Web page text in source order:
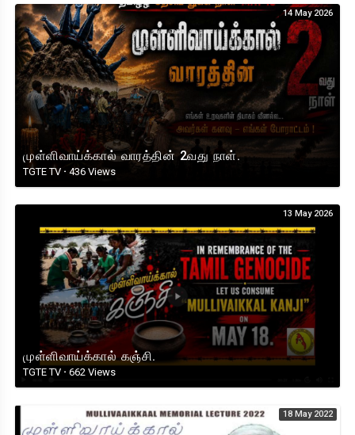
14 May 2026
முள்ளிவாய்க்கால் வாரத்தின் 2வது நாள்.
TGTE TV · 436 Views
13 May 2026
முள்ளிவாய்க்கால் கஞ்சி.
TGTE TV · 662 Views
18 May 2022